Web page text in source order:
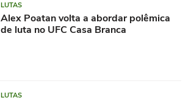
LUTAS
Alex Poatan volta a abordar polêmica
de luta no UFC Casa Branca
LUTAS